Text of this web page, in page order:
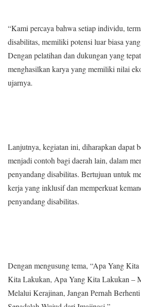
“Kami percaya bahwa setiap individu,
disabilitas, memiliki potensi luar biasa
Dengan pelatihan dan dukungan yang
menghasilkan karya yang memiliki nilai
ujarnya.
Lanjutnya, kegiatan ini, diharapkan dapat
menjadi contoh bagi daerah lain, dalam
penyandang disabilitas. Bertujuan untuk
kerja yang inklusif dan memperkuat
penyandang disabilitas.
Dengan mengusung tema, “Apa Yang
Kita Lakukan, Apa Yang Kita Lakukan –
Melalui Kerajinan, Jangan Pernah